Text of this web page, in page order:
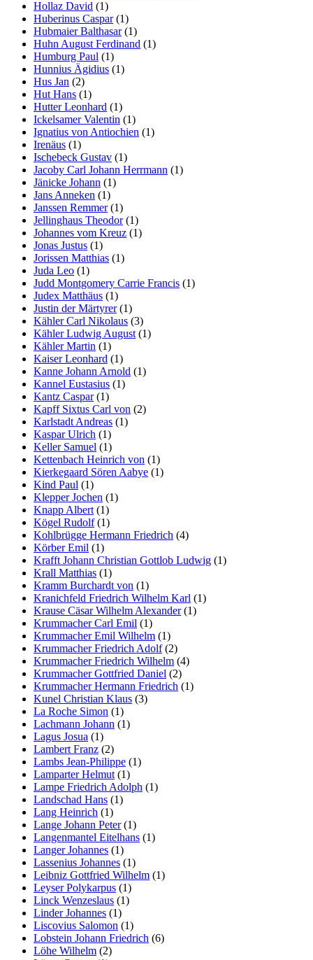
Hollaz David (1)
Huberinus Caspar(1)
Hubmaier Balthasar(1)
Huhn August Ferdinand (1)
Humburg Paul (1)
Hunnius Ägidius (1)
Hus Jan (2)
Hut Hans (1)
Hutter Leonhard (1)
Ickelsamer Valentin (1)
Ignatius von Antiochien (1)
Irenäus (1)
Ischebeck Gustav (1)
Jacoby Carl Johann Herrmann (1)
Jänicke Johann (1)
Jans Anneken (1)
Janssen Remmer(1)
Jellinghaus Theodor(1)
Johannes vom Kreuz (1)
Jonas Justus (1)
Jorissen Matthias (1)
Juda Leo (1)
Judd Montgomery Carrie Francis (1)
Judex Matthäus (1)
Justin der Märtyrer(1)
Kähler Carl Nikolaus (3)
Kähler Ludwig August (1)
Kähler Martin (1)
Kaiser Leonhard (1)
Kanne Johann Arnold (1)
Kannel Eustasius (1)
Kantz Caspar(1)
Kapff Sixtus Carl von (2)
Karlstadt Andreas (1)
Kaspar Ulrich (1)
Keller Samuel (1)
Kettenbach Heinrich von (1)
Kierkegaard Sören Aabye (1)
Kind Paul (1)
Klepper Jochen (1)
Knapp Albert (1)
Kögel Rudolf(1)
Kohlbrügge Hermann Friedrich (4)
Körber Emil (1)
Krafft Johann Christian Gottlob Ludwig (1)
Krall Matthias (1)
Kramm Burchardt von (1)
Kranichfeld Friedrich Wilhelm Karl (1)
Krause Cäsar Wilhelm Alexander(1)
Krummacher Carl Emil (1)
Krummacher Emil Wilhelm (1)
Krummacher Friedrich Adolf(2)
Krummacher Friedrich Wilhelm (4)
Krummacher Gottfried Daniel (2)
Krummacher Hermann Friedrich (1)
Kunel Christian Klaus (3)
La Roche Simon (1)
Lachmann Johann (1)
Lagus Josua (1)
Lambert Franz (2)
Lambs Jean-Philippe (1)
Lamparter Helmut (1)
Lampe Friedrich Adolph (1)
Landschad Hans (1)
Lang Heinrich (1)
Lange Johann Peter(1)
Langenmantel Eitelhans (1)
Langer Johannes (1)
Lassenius Johannes (1)
Leibniz Gottfried Wilhelm (1)
Leyser Polykarpus (1)
Linck Wenzeslaus (1)
Linder Johannes (1)
Liscovius Salomon (1)
Lobstein Johann Friedrich (6)
Löhe Wilhelm (2)